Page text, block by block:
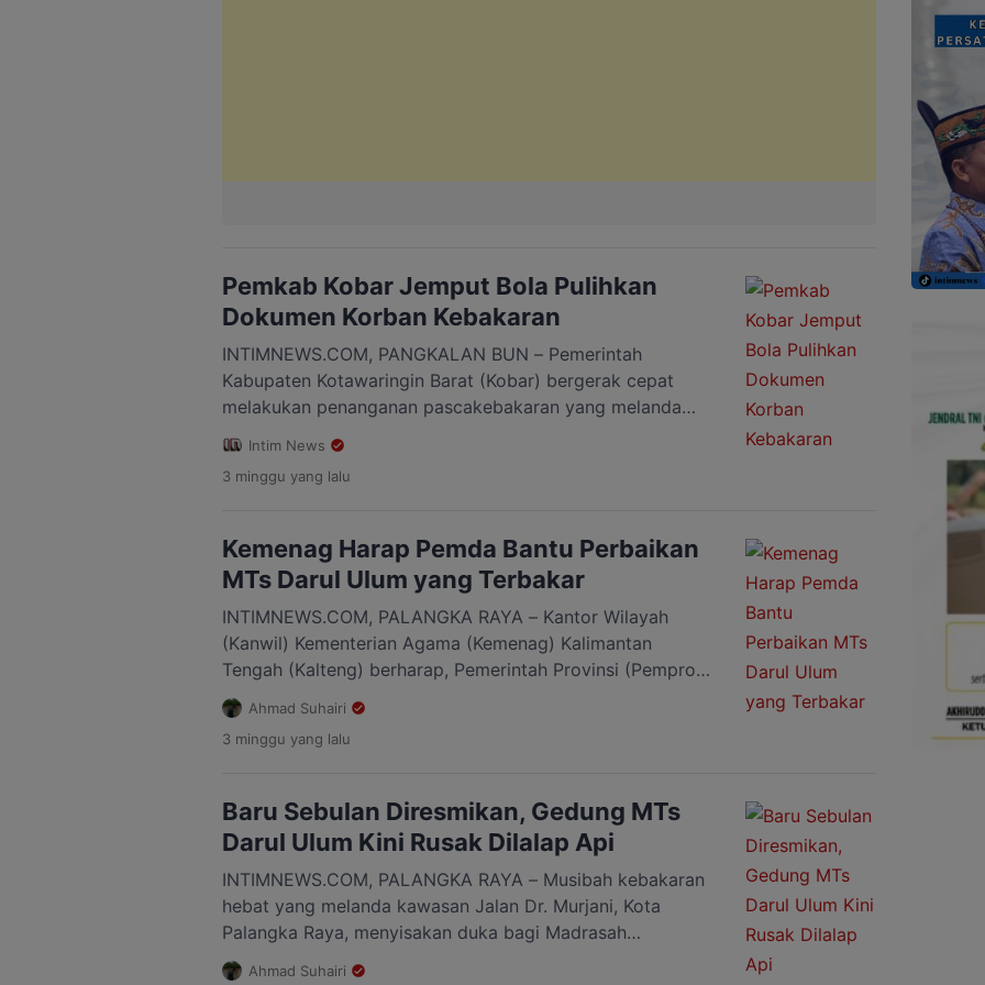
Pemkab Kobar Jemput Bola Pulihkan
Dokumen Korban Kebakaran
INTIMNEWS.COM, PANGKALAN BUN – Pemerintah
Kabupaten Kotawaringin Barat (Kobar) bergerak cepat
melakukan penanganan pascakebakaran yang melanda
permukiman warga di RT 21, Jalan Natai Arahan, Kelurahan
Baru. Fokus penanganan tidak hanya pada penyaluran
bantuan, tetapi juga mempercepat pemulihan administrasi
kepedulian pemerintah daerah, Sekretaris Daerah
Kabupaten Kotawaringin Barat, Rody Iskandar, mewakili
Bupati […]
Intim News
3 minggu yang lalu
Kemenag Harap Pemda Bantu Perbaikan
MTs Darul Ulum yang Terbakar
INTIMNEWS.COM, PALANGKA RAYA – Kantor Wilayah
(Kanwil) Kementerian Agama (Kemenag) Kalimantan
Tengah (Kalteng) berharap, Pemerintah Provinsi (Pemprov)
dan Pemerintah Kota (Pemkot) Palangka Raya dapat
membantu percepatan perbaikan MTs Darul Ulum yang
terdampak kebakaran di Jalan Dr. Murjani, Kelurahan
mengatakan, pihaknya telah melakukan survei dan
pemantauan langsung terhadap kondisi […]
Ahmad Suhairi
3 minggu yang lalu
Baru Sebulan Diresmikan, Gedung MTs
Darul Ulum Kini Rusak Dilalap Api
INTIMNEWS.COM, PALANGKA RAYA – Musibah kebakaran
hebat yang melanda kawasan Jalan Dr. Murjani, Kota
Palangka Raya, menyisakan duka bagi Madrasah
Tsanawiyah (MTs) Darul Ulum. Bangunan sekolah yang
Ahmad Suhairi